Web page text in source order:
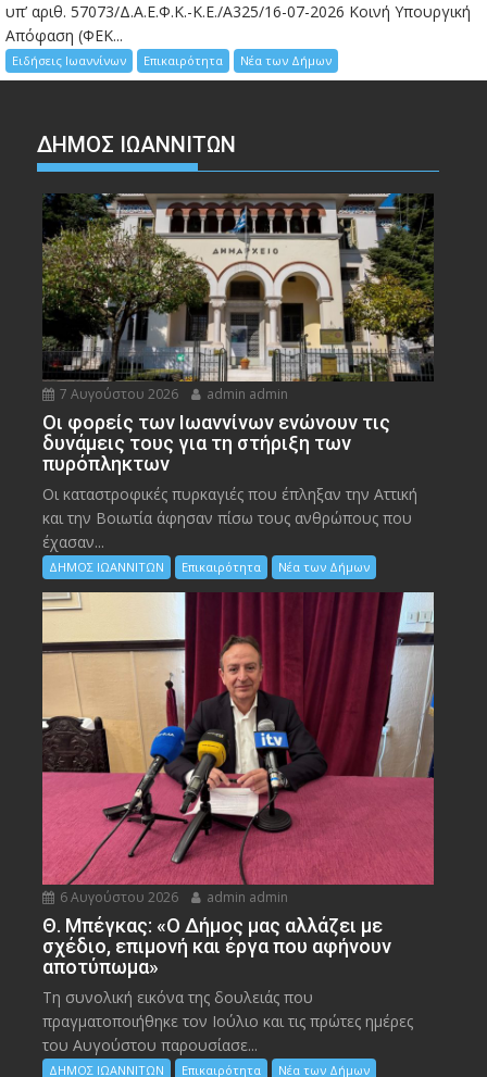
υπ’ αριθ. 57073/Δ.Α.Ε.Φ.Κ.-Κ.Ε./Α325/16-07-2026 Κοινή Υπουργική
Απόφαση (ΦΕΚ...
Ειδήσεις Ιωαννίνων Επικαιρότητα Νέα των Δήμων
ΔΗΜΟΣ ΙΩΑΝΝΙΤΩΝ
7 Αυγούστου 2026 admin admin
Οι φορείς των Ιωαννίνων ενώνουν τις
δυνάμεις τους για τη στήριξη των
πυρόπληκτων
Οι καταστροφικές πυρκαγιές που έπληξαν την Αττική
και την Bοιωτία άφησαν πίσω τους ανθρώπους που
έχασαν...
ΔΗΜΟΣ ΙΩΑΝΝΙΤΩΝ Επικαιρότητα Νέα των Δήμων
6 Αυγούστου 2026 admin admin
Θ. Μπέγκας: «Ο Δήμος μας αλλάζει με
σχέδιο, επιμονή και έργα που αφήνουν
αποτύπωμα»
Τη συνολική εικόνα της δουλειάς που
πραγματοποιήθηκε τον Ιούλιο και τις πρώτες ημέρες
του Αυγούστου παρουσίασε...
ΔΗΜΟΣ ΙΩΑΝΝΙΤΩΝ Επικαιρότητα Νέα των Δήμων